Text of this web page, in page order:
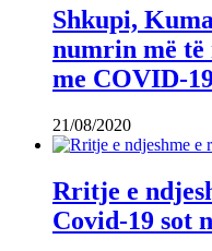
Shkupi,
numrin më të
me COVID-
21/08/2020
Rritje e
Covid-19 sot